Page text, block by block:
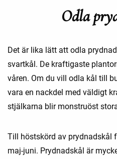
Odla
Det är lika lätt att odla
svartkål. De kraftigaste
våren. Om du vill odla kål till
vara en nackdel med väldigt
stjälkarna blir monstruöst
Till höstskörd av prydnadskål
maj-juni. Prydnadskål är